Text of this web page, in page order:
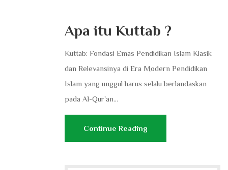
Apa itu Kuttab ?
Kuttab: Fondasi Emas Pendidikan Islam Klasik
dan Relevansinya di Era Modern ​Pendidikan
Islam yang unggul harus selalu berlandaskan
pada Al-Qur'an...
Continue Reading